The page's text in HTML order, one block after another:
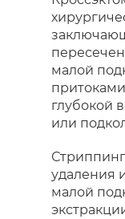
малой
глубокой
или
удаления
малой